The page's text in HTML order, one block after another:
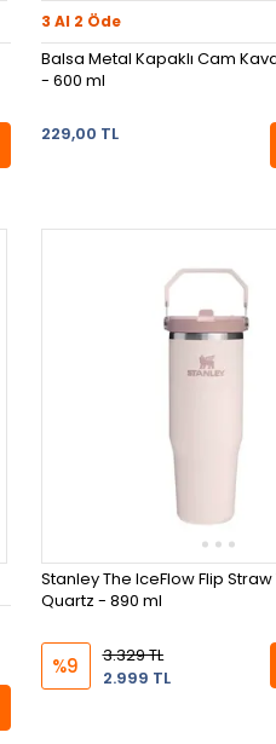
3 Al 2 Öde
Balsa Metal Kapaklı Cam
- 600 ml
229,00 TL
Stanley The IceFlow Flip
Quartz - 890 ml
%9
3.329 TL
2.999 TL